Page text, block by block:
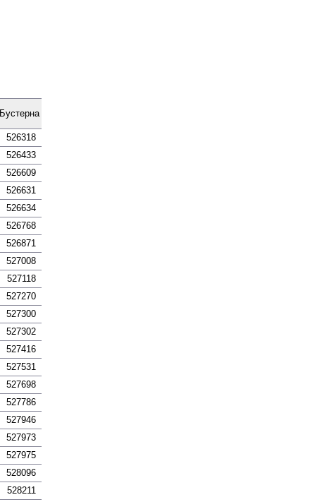
Бустерна
526318
526433
526609
526631
526634
526768
526871
527008
527118
527270
527300
527302
527416
527531
527698
527786
527946
527973
527975
528096
528211